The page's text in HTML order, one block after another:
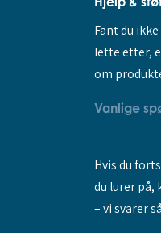
Fant du
lette etter,
om
Vanlige
Hvis du
du lurer på,
– vi svarer